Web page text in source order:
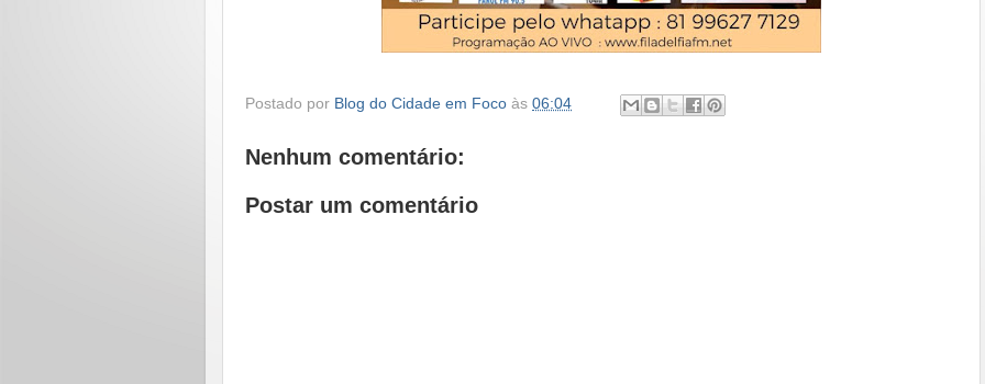
Postado por Blog do Cidade em Foco às 06:04
Nenhum comentário:
Postar um comentário